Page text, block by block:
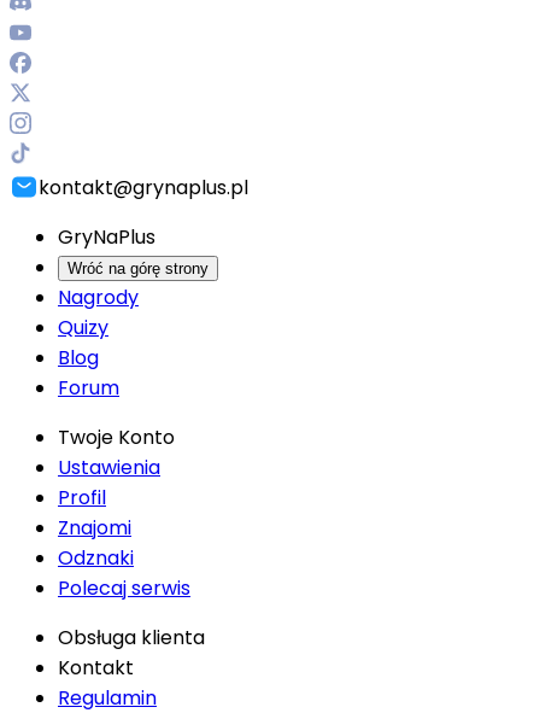
kontakt@grynaplus.pl
GryNaPlus
Wróć na górę strony
Nagrody
Quizy
Blog
Forum
Twoje Konto
Ustawienia
Profil
Znajomi
Odznaki
Polecaj serwis
Obsługa klienta
Kontakt
Regulamin